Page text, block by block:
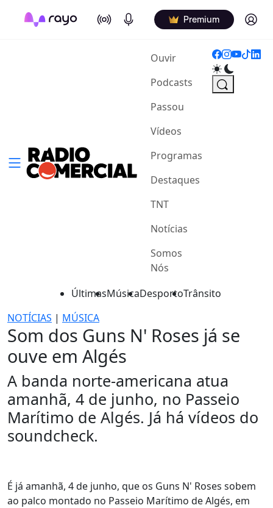
On Air Podcasts Premium Log in
Ouvir(current)
Podcasts
Passou
Vídeos
Programas
Destaques
TNT
Notícias
Somos
Nós
ÚltimasMúsicaDesportoTrânsito
NOTÍCIAS | MÚSICA
Som dos Guns N' Roses já se
ouve em Algés
A banda norte-americana atua
amanhã, 4 de junho, no Passeio
Marítimo de Algés. Já há vídeos do
soundcheck.
É já amanhã, 4 de junho, que os Guns N' Roses sobem
ao palco montado no Passeio Marítimo de Algés, em